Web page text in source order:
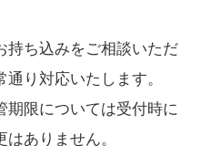
持ち込みをご相談いただ
り対応いたします。
期限については受付時に
ありません。